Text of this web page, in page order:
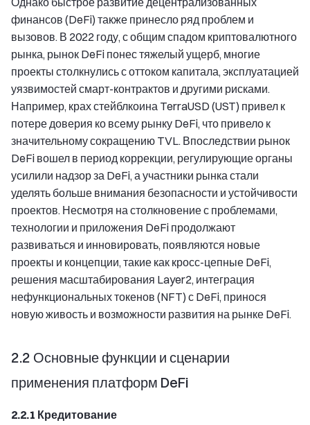
финансов (DeFi) также принесло ряд проблем и
вызовов. В 2022 году, с общим спадом криптовалютного
рынка, рынок DeFi понес тяжелый ущерб, многие
проекты столкнулись с оттоком капитала, эксплуатацией
уязвимостей смарт-контрактов и другими рисками.
Например, крах стейблкоина TerraUSD (UST) привел к
потере доверия ко всему рынку DeFi, что привело к
значительному сокращению TVL. Впоследствии рынок
DeFi вошел в период коррекции, регулирующие органы
усилили надзор за DeFi, а участники рынка стали
уделять больше внимания безопасности и устойчивости
проектов. Несмотря на столкновение с проблемами,
технологии и приложения DeFi продолжают
развиваться и инновировать, появляются новые
проекты и концепции, такие как кросс-цепные DeFi,
решения масштабирования Layer2, интеграция
нефункциональных токенов (NFT) с DeFi, принося
новую живость и возможности развития на рынке DeFi.
2.2 Основные функции и сценарии
применения платформ DeFi
2.2.1 Кредитование